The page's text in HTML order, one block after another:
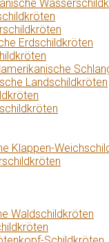
Erdschildkröten
Landschildkröten
Klappen-
Waldschildkröten